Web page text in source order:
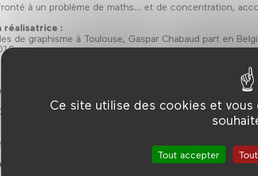
Ce site utilise des cookies et
Tout accepter
à un problème de maths... et de concentration,
réalisatrice :
de graphisme à Toulouse, Gaspar Chabaud part en
Maïté Sonnet France
COURTS MÉTRAGES FRANÇAIS
et 12 ans s’apprêtent à quitter leur île adorée,
poussent à partir : les touristes. Ce dernier été sera
: